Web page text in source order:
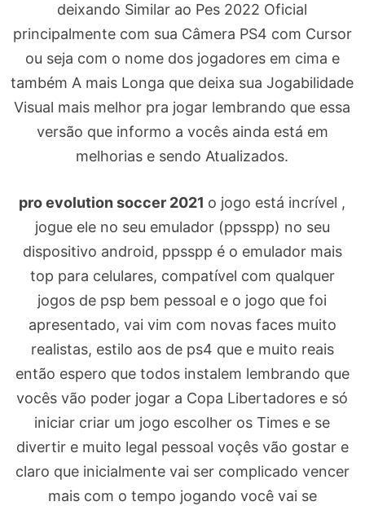
deixando Similar ao Pes 2022 Oficial
principalmente com sua Câmera PS4 com Cursor
ou seja com o nome dos jogadores em cima e
também A mais Longa que deixa sua Jogabilidade
Visual mais melhor pra jogar lembrando que essa
versão que informo a vocês ainda está em
melhorias e sendo Atualizados.
pro evolution soccer 2021 o jogo está incrível ,
jogue ele no seu emulador (ppsspp) no seu
dispositivo android, ppsspp é o emulador mais
top para celulares, compatível com qualquer
jogos de psp bem pessoal e o jogo que foi
apresentado, vai vim com novas faces muito
realistas, estilo aos de ps4 que e muito reais
então espero que todos instalem lembrando que
vocês vão poder jogar a Copa Libertadores e só
iniciar criar um jogo escolher os Times e se
divertir e muito legal pessoal voçês vão gostar e
claro que inicialmente vai ser complicado vencer
mais com o tempo jogando você vai se